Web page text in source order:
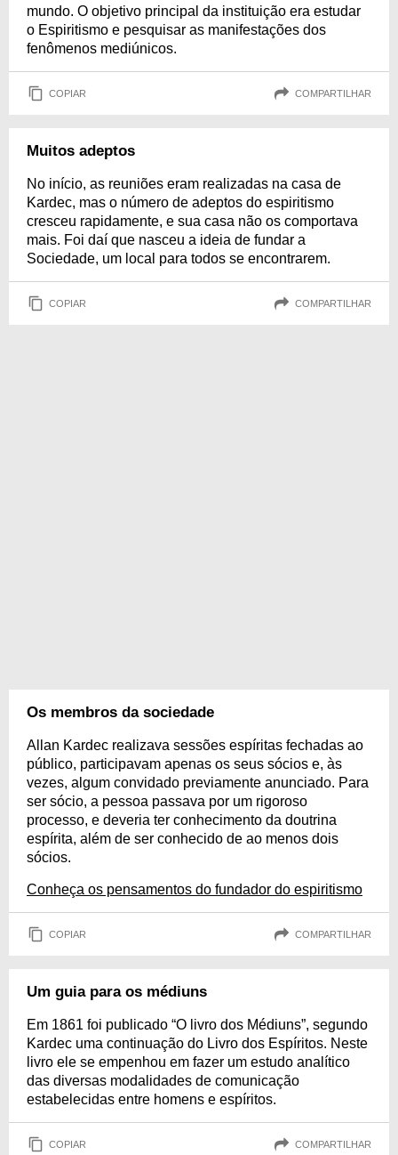
mundo. O objetivo principal da instituição era estudar
o Espiritismo e pesquisar as manifestações dos
fenômenos mediúnicos.
COPIAR COMPARTILHAR
Muitos adeptos
No início, as reuniões eram realizadas na casa de
Kardec, mas o número de adeptos do espiritismo
cresceu rapidamente, e sua casa não os comportava
mais. Foi daí que nasceu a ideia de fundar a
Sociedade, um local para todos se encontrarem.
COPIAR COMPARTILHAR
Os membros da sociedade
Allan Kardec realizava sessões espíritas fechadas ao
público, participavam apenas os seus sócios e, às
vezes, algum convidado previamente anunciado. Para
ser sócio, a pessoa passava por um rigoroso
processo, e deveria ter conhecimento da doutrina
espírita, além de ser conhecido de ao menos dois
sócios.
Conheça os pensamentos do fundador do espiritismo
COPIAR COMPARTILHAR
Um guia para os médiuns
Em 1861 foi publicado “O livro dos Médiuns”, segundo
Kardec uma continuação do Livro dos Espíritos. Neste
livro ele se empenhou em fazer um estudo analítico
das diversas modalidades de comunicação
estabelecidas entre homens e espíritos.
COPIAR COMPARTILHAR